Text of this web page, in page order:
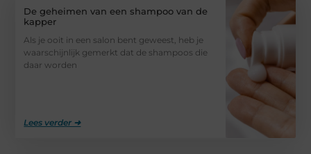
De geheimen van een shampoo van de
kapper
Als je ooit in een salon bent geweest, heb je
waarschijnlijk gemerkt dat de shampoos die
daar worden
Lees verder ➜